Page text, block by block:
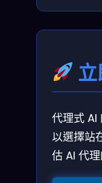
代理式
以選擇站
估 AI 代